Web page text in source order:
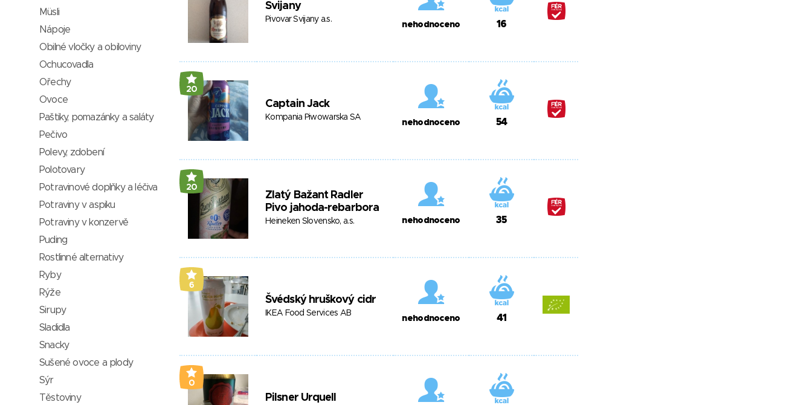
Svijany
Pivovar Svijany a.s.
nehodnoceno 16
20
Captain Jack
Kompania Piwowarska SA
nehodnoceno 54
20
Zlatý Bažant Radler
Pivo jahoda-rebarbora
Heineken Slovensko, a.s. nehodnoceno 35
6
Švédský hruškový cidr
IKEA Food Services AB
nehodnoceno 41
0
Pilsner Urquell
Müsli
Nápoje
Obilné vločky a obiloviny
Ochucovadla
Ořechy
Ovoce
Paštiky, pomazánky a saláty
Pečivo
Polevy, zdobení
Polotovary
Potravinové doplňky a léčiva
Potraviny v aspiku
Potraviny v konzervě
Puding
Rostlinné alternativy
Ryby
Rýže
Sirupy
Sladidla
Snacky
Sušené ovoce a plody
Sýr
Těstoviny